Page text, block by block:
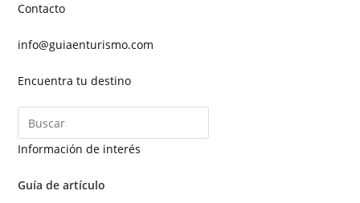
Contacto
info@guiaenturismo.com
Encuentra tu destino
Información de interés
Guía de artículo